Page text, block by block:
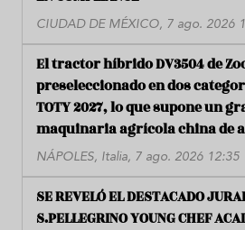
CIUDAD DE MÉXICO, 7 ago. 2026
El tractor híbrido DV3504 de
preseleccionado en dos
TOTY 2027, lo que supone un
maquinaria agrícola china de
NÁPOLES, Italia, 7 ago. 2026 12:35
SE REVELÓ EL DESTACADO
S.PELLEGRINO YOUNG CHEF